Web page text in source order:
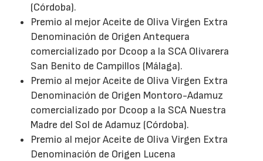
(Córdoba).
Premio al mejor Aceite de Oliva Virgen Extra
Denominación de Origen Antequera
comercializado por Dcoop a la SCA Olivarera
San Benito de Campillos (Málaga).
Premio al mejor Aceite de Oliva Virgen Extra
Denominación de Origen Montoro-Adamuz
comercializado por Dcoop a la SCA Nuestra
Madre del Sol de Adamuz (Córdoba).
Premio al mejor Aceite de Oliva Virgen Extra
Denominación de Origen Lucena